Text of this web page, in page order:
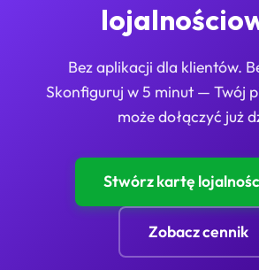
Bez aplikacji dla klientów.
Skonfiguruj w 5 minut — Twój
może dołączyć już
Stwórz kartę
Zobacz cennik